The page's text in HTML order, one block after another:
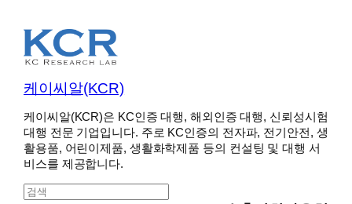
케이씨알(KCR)
케이씨알(KCR)은 KC인증 대행, 해외인증 대행, 신뢰성시험
대행 전문 기업입니다. 주로 KC인증의 전자파, 전기안전, 생
활용품, 어린이제품, 생활화학제품 등의 컨설팅 및 대행 서
비스를 제공합니다.
S